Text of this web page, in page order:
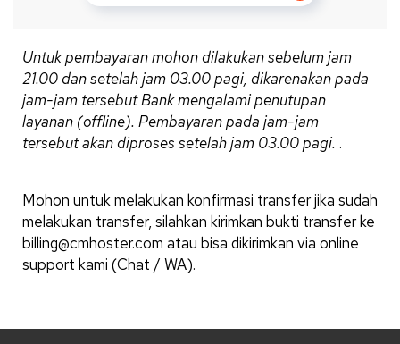
Untuk pembayaran mohon dilakukan sebelum jam
21.00 dan setelah jam 03.00 pagi, dikarenakan pada
jam-jam tersebut Bank mengalami penutupan
layanan (offline). Pembayaran pada jam-jam
tersebut akan diproses setelah jam 03.00 pagi. .
Mohon untuk melakukan konfirmasi transfer jika sudah
melakukan transfer, silahkan kirimkan bukti transfer ke
billing@cmhoster.com atau bisa dikirimkan via online
support kami (Chat / WA).